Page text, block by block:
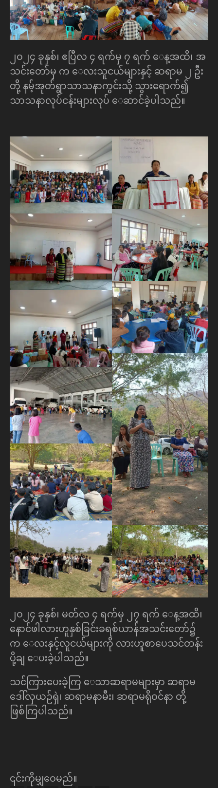
၂၀၂၄ ခုနှစ်၊ ဧပြီလ ၄ ရက်မှ ၇ ရက် ေန့အထိ၊ အ
သင်းေတာ်မှ က ေလးသူငယ်များနှင့် ဆရာမ ၂ ဦး
တို့ နမ့်အုတ်ရွာသာသနာကွင်းသို့ သွားေရာက်၍
သာသနာလုပ်ငန်းများလုပ် ေဆာင်ခဲ့ပါသည်။
၂၀၂၄ ခုနှစ်၊ မတ်လ ၄ ရက်မှ ၂၇ ရက် ေန့အထိ၊
ေနာင်ဖါလားဟူနှစ်ခြင်းခရစ်ယာန်အသင်းေတာ်၌
က ေလးနှင့်လူငယ်များကို လားဟူစာေပသင်တန်း
ပို့ချ ေပးခဲ့ပါသည်။
သင်ကြားေပးခဲ့ကြ ေသာဆရာမများမှာ ဆရာမ
ေဒါ်လှယဉ်ရှဲ၊ ဆရာမနာမီး၊ ဆရာမရိုဝင်နာ တို့
ဖြစ်ကြပါသည်။
၎င်းကိုမျှဝေမည်။